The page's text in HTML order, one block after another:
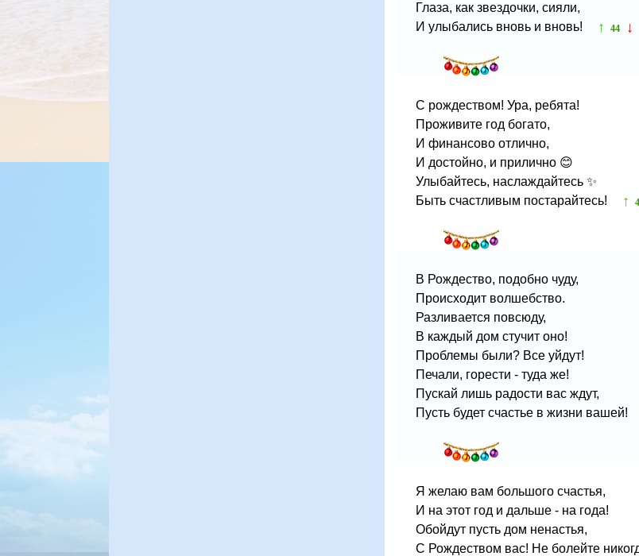
Глаза, как звездочки, сияли,
И улыбались вновь и вновь!
↑ 44 ↓
С рождеством! Ура, ребята!
Проживите год богато,
И финансово отлично,
И достойно, и прилично 😊
Улыбайтесь, наслаждайтесь ✨
Быть счастливым постарайтесь!
↑
В Рождество, подобно чуду,
Происходит волшебство.
Разливается повсюду,
В каждый дом стучит оно!
Проблемы были? Все уйдут!
Печали, горести - туда же!
Пускай лишь радости вас ждут,
Пусть будет счастье в жизни вашей!
Я желаю вам большого счастья,
И на этот год и дальше - на года!
Обойдут пусть дом ненастья,
С Рождеством вас! Не болейте